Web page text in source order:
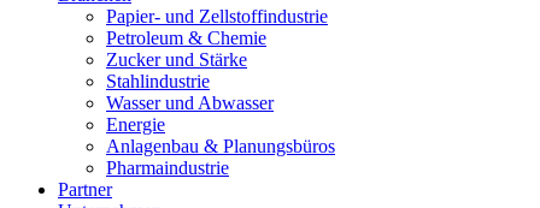
Papier- und Zellstoffindustrie
Petroleum & Chemie
Zucker und Stärke
Stahlindustrie
Wasser und Abwasser
Energie
Anlagenbau & Planungsbüros
Pharmaindustrie
Partner